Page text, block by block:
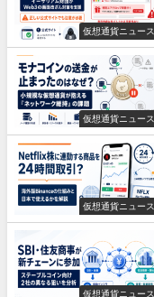
仮想通貨ニュース
仮想通貨ニュース
仮想通貨ニュース
仮想通貨ニュース